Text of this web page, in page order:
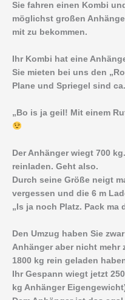
Sie fahren einen Kombi
möglichst großen
mit zu bekommen.
Ihr Kombi hat eine
Sie mieten bei uns den
Plane und Spriegel sind
„Bo is ja geil! Mit einem
Der Anhänger wiegt 700
reinladen. Geht also.
Durch seine Größe neigt
vergessen und die 6 m
„Is ja noch Platz. Pack ma
Den Umzug haben Sie
Anhänger aber nicht mehr
1800 kg rein geladen
Ihr Gespann wiegt jetzt
kg Anhänger